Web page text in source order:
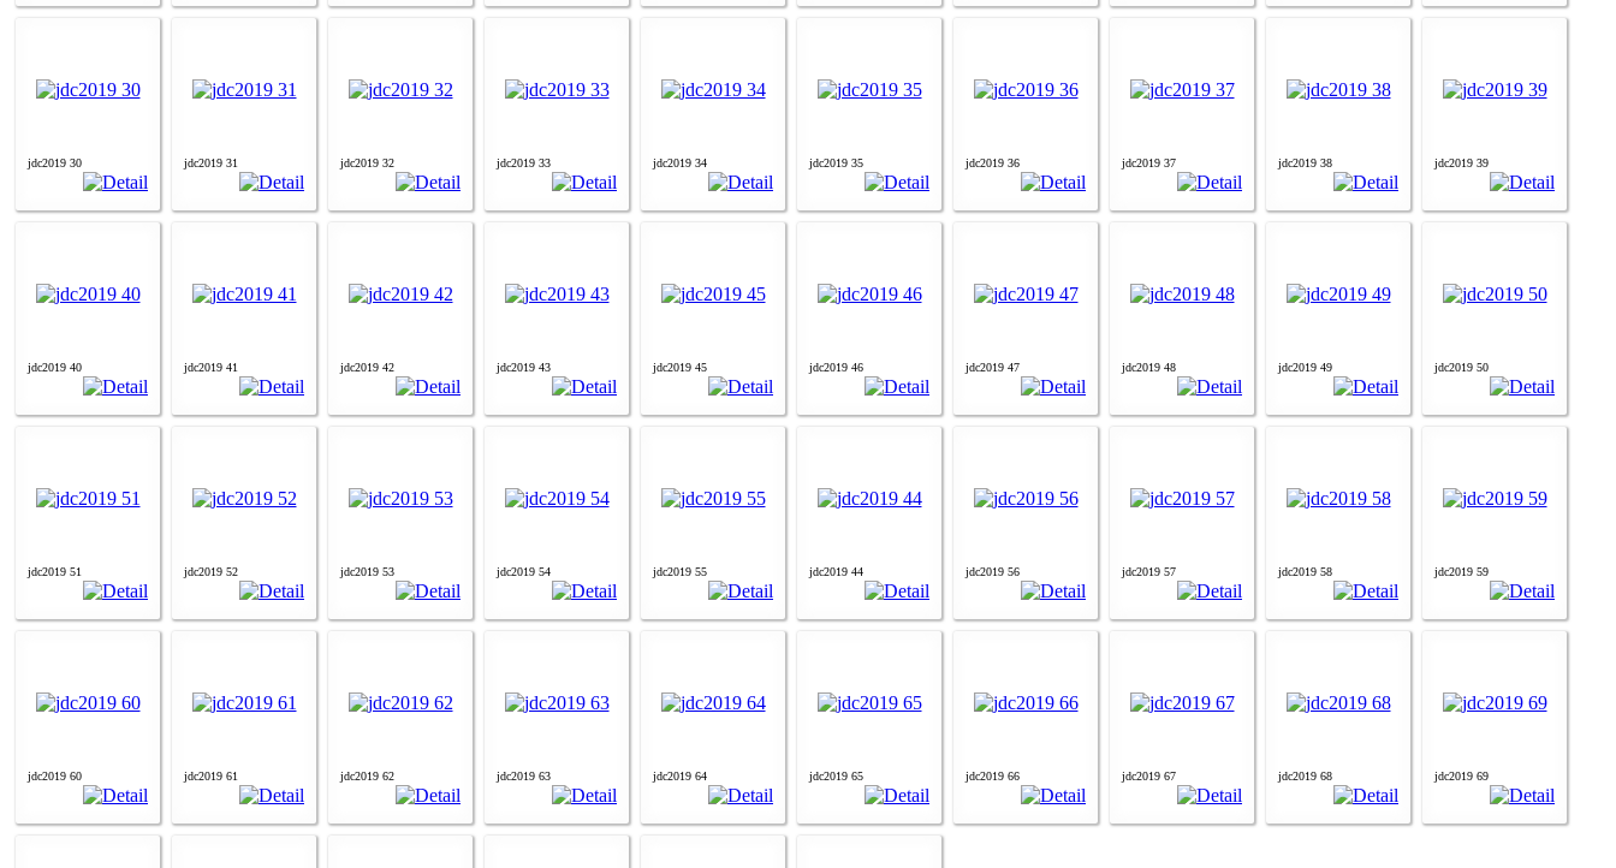
jdc2019 30 jdc2019 31 jdc2019 32 jdc2019 33 jdc2019 34 jdc2019 35 jdc2019 36 jdc2019 37 jdc2019 38 jdc2019 39
jdc2019 40 jdc2019 41 jdc2019 42 jdc2019 43 jdc2019 45 jdc2019 46 jdc2019 47 jdc2019 48 jdc2019 49 jdc2019 50
jdc2019 51 jdc2019 52 jdc2019 53 jdc2019 54 jdc2019 55 jdc2019 44 jdc2019 56 jdc2019 57 jdc2019 58 jdc2019 59
jdc2019 60 jdc2019 61 jdc2019 62 jdc2019 63 jdc2019 64 jdc2019 65 jdc2019 66 jdc2019 67 jdc2019 68 jdc2019 69